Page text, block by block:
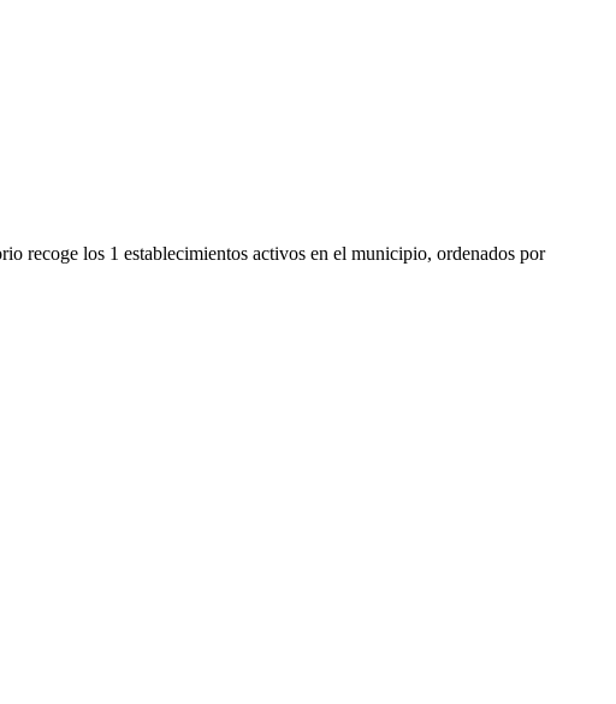
recoge los 1 establecimientos activos en el municipio, ordenados por